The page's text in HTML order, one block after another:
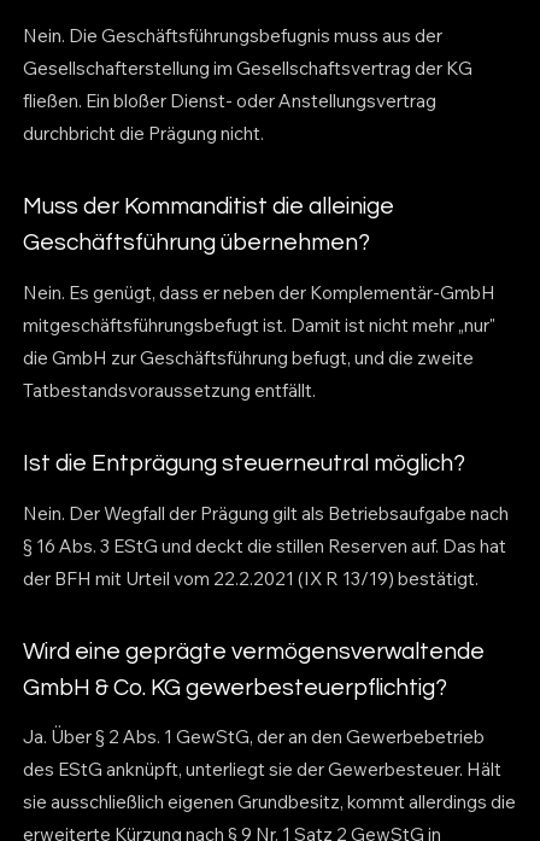
Nein. Die Geschäftsführungsbefugnis muss aus der
Gesellschafterstellung im Gesellschaftsvertrag der KG
fließen. Ein bloßer Dienst- oder Anstellungsvertrag
durchbricht die Prägung nicht.
Muss der Kommanditist die alleinige
Geschäftsführung übernehmen?
Nein. Es genügt, dass er neben der Komplementär-GmbH
mitgeschäftsführungsbefugt ist. Damit ist nicht mehr „nur"
die GmbH zur Geschäftsführung befugt, und die zweite
Tatbestandsvoraussetzung entfällt.
Ist die Entprägung steuerneutral möglich?
Nein. Der Wegfall der Prägung gilt als Betriebsaufgabe nach
§ 16 Abs. 3 EStG und deckt die stillen Reserven auf. Das hat
der BFH mit Urteil vom 22.2.2021 (IX R 13/19) bestätigt.
Wird eine geprägte vermögensverwaltende
GmbH & Co. KG gewerbesteuerpflichtig?
Ja. Über § 2 Abs. 1 GewStG, der an den Gewerbebetrieb
des EStG anknüpft, unterliegt sie der Gewerbesteuer. Hält
sie ausschließlich eigenen Grundbesitz, kommt allerdings die
erweiterte Kürzung nach § 9 Nr. 1 Satz 2 GewStG in